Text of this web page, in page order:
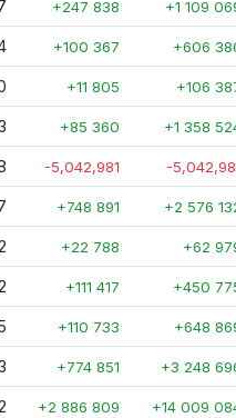
+247 838 +1 109
+100 367 +606
+11 805 +106
+85 360 +1 358
-5,042,981 -
+748 891 +2 576
+22 788 +62
+111 417 +450
+110 733 +648
+774 851 +3 248
+2 886 809 +14 009